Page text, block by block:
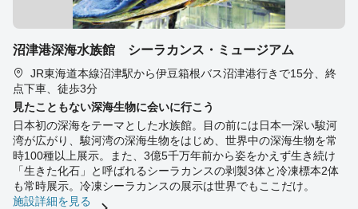
沼津港深海水族館 シーラカンス・ミュージアム
JR東海道本線沼津駅から伊豆箱根バス沼津港行きで15分、終
点下車、徒歩3分
見たこともない深海生物に会いに行こう
日本初の深海をテーマとした水族館。目の前には日本一深い駿河
湾が広がり、駿河湾の深海生物をはじめ、世界中の深海生物を常
時100種以上展示。また、3億5千万年前から姿をかえず生き続け
「生きた化石」と呼ばれるシーラカンスの剥製3体と冷凍標本2体
も常時展示。冷凍シーラカンスの展示は世界でもここだけ。
施設詳細を見る